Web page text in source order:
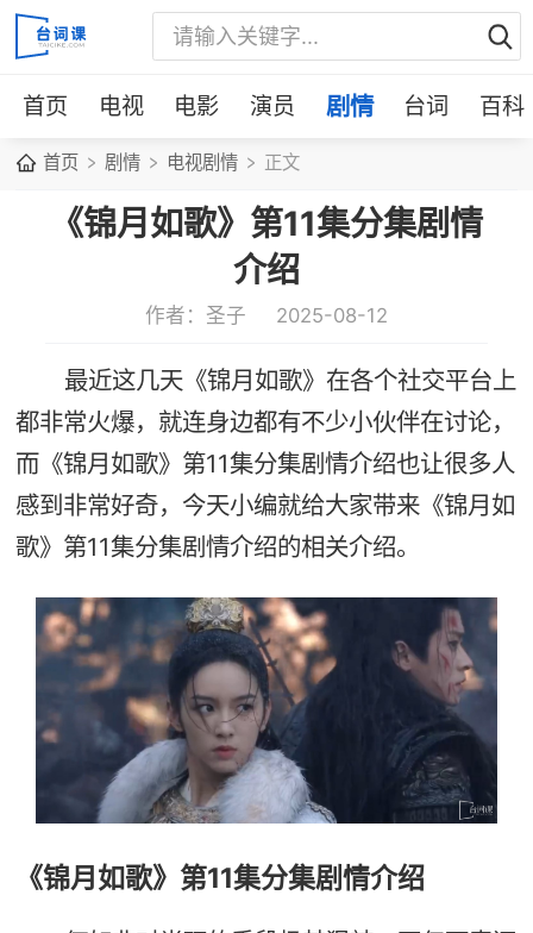
首页 电视 电影 演员 剧情 台词 百科
首页 剧情 电视剧情 正文
《锦月如歌》第11集分集剧情
介绍
作者：圣子 2025-08-12
最近这几天《锦月如歌》在各个社交平台上
都非常火爆，就连身边都有不少小伙伴在讨论，
而《锦月如歌》第11集分集剧情介绍也让很多人
感到非常好奇，今天小编就给大家带来《锦月如
歌》第11集分集剧情介绍的相关介绍。
《锦月如歌》第11集分集剧情介绍